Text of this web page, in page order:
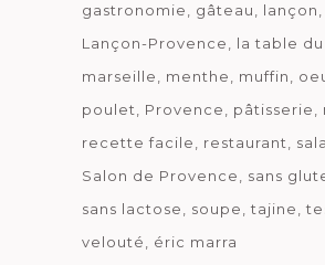
gastronomie
gâteau
lançon
Lançon-Provence
la table
marseille
menthe muffin
poulet
Provence pâtisserie
recette facile
restaurant
Salon de Provence
sans
sans lactose
soupe tajine
velouté
éric marra